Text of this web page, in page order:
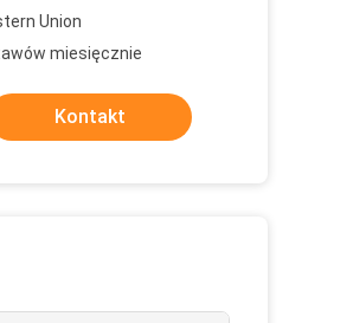
Union
miesięcznie
Kontakt